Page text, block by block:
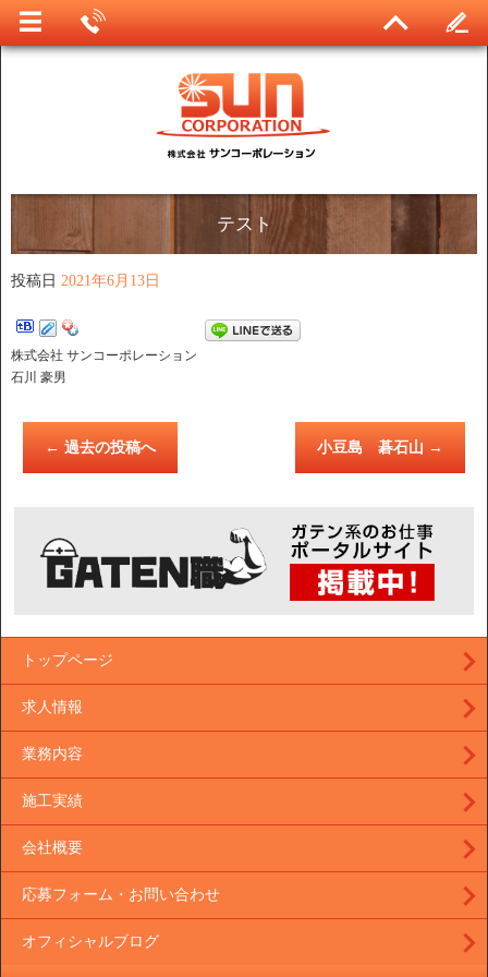
テスト
投稿日 2021年6月13日
株式会社 サンコーポレーション
石川 豪男
← 過去の投稿へ 小豆島 碁石山 →
トップページ
求人情報
業務内容
施工実績
会社概要
応募フォーム・お問い合わせ
オフィシャルブログ